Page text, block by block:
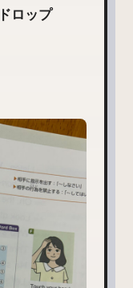
ロップ